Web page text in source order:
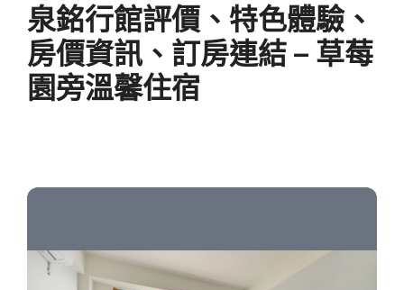
泉銘行館評價、特色體驗、
房價資訊、訂房連結 – 草莓
園旁溫馨住宿